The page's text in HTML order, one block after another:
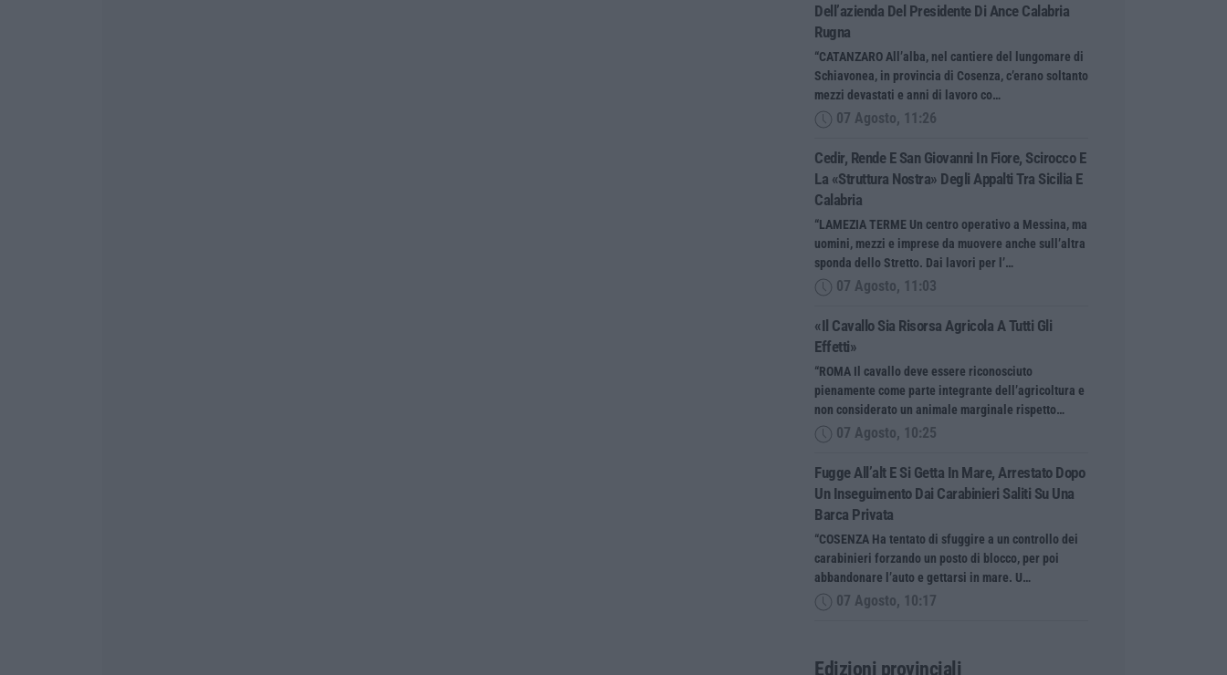
Dell’azienda Del Presidente Di Ance Calabria
Rugna
“CATANZARO All’alba, nel cantiere del lungomare di
Schiavonea, in provincia di Cosenza, c’erano soltanto
mezzi devastati e anni di lavoro co…
07 Agosto, 11:26
Cedir, Rende E San Giovanni In Fiore, Scirocco E
La «struttura Nostra» Degli Appalti Tra Sicilia E
Calabria
“LAMEZIA TERME Un centro operativo a Messina, ma
uomini, mezzi e imprese da muovere anche sull’altra
sponda dello Stretto. Dai lavori per l’…
07 Agosto, 11:03
«Il Cavallo Sia Risorsa Agricola A Tutti Gli
Effetti»
“ROMA Il cavallo deve essere riconosciuto
pienamente come parte integrante dell’agricoltura e
non considerato un animale marginale rispetto…
07 Agosto, 10:25
Fugge All’alt E Si Getta In Mare, Arrestato Dopo
Un Inseguimento Dai Carabinieri Saliti Su Una
Barca Privata
“COSENZA Ha tentato di sfuggire a un controllo dei
carabinieri forzando un posto di blocco, per poi
abbandonare l’auto e gettarsi in mare. U…
07 Agosto, 10:17
Edizioni provinciali